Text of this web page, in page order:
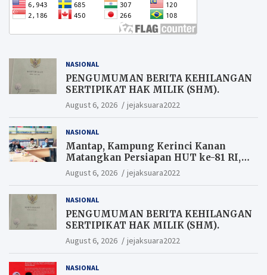
NASIONAL
PENGUMUMAN BERITA KEHILANGAN
SERTIPIKAT HAK MILIK (SHM).
August 6, 2026 jejaksuara2022
NASIONAL
Mantap, Kampung Kerinci Kanan
Matangkan Persiapan HUT ke-81 RI,
Warga yang ikut Upacara
Berkesempatan Raih Hadiah
August 6, 2026 jejaksuara2022
NASIONAL
PENGUMUMAN BERITA KEHILANGAN
SERTIPIKAT HAK MILIK (SHM).
August 6, 2026 jejaksuara2022
NASIONAL